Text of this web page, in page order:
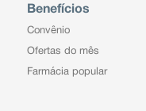
Benefícios
Convênio
Ofertas do mês
Farmácia popular